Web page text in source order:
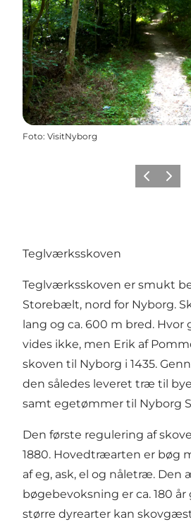
Foto: VisitNyborg
ForrigeNæste
Teglværksskoven
Teglværksskoven er smukt
Storebælt, nord for Nyborg.
lang og ca. 600 m bred. Hvor
vides ikke, men Erik af
skoven til Nyborg i 1435.
den således leveret træ til
samt egetømmer til Nyborg
Den første regulering af
1880. Hovedtræarten er bøg
af eg, ask, el og nåletræ. Den
bøgebevoksning er ca. 180 år
større dyrearter kan